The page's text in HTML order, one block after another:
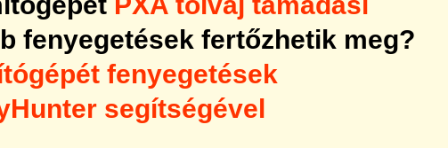
fenyegetések fertőzhetik meg?
fenyegetések
segítségével